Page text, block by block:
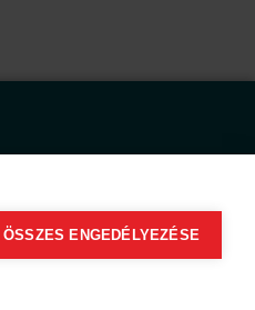
ÖSSZES ENGEDÉLYEZÉSE